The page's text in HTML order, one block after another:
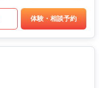
体験・相談予約